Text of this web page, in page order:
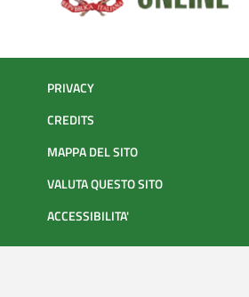
PRIVACY
CREDITS
MAPPA DEL SITO
VALUTA QUESTO SITO
ACCESSIBILITA'